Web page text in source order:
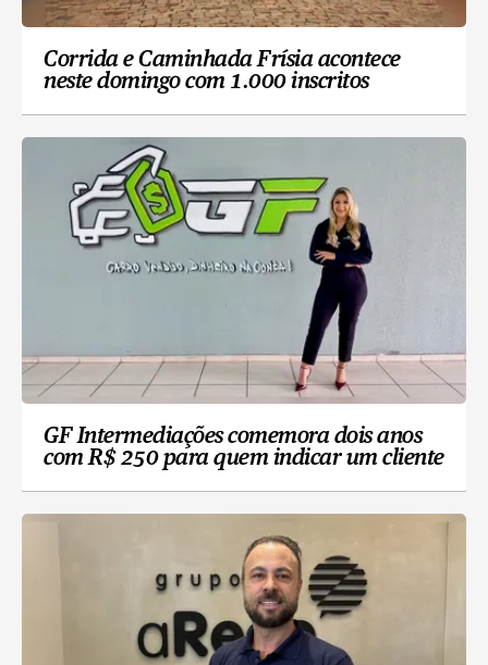
Corrida e Caminhada Frísia acontece
neste domingo com 1.000 inscritos
GF Intermediações comemora dois anos
com R$ 250 para quem indicar um cliente